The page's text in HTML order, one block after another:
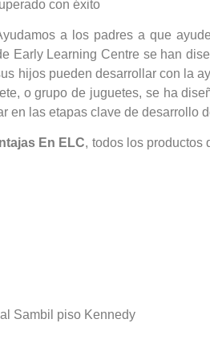
con éxito
a los padres a que
Early Learning Centre se han
hijos pueden desarrollar con la
o grupo de juguetes, se ha
en las etapas clave de desarrollo
En ELC, todos los productos
Sambil piso Kennedy